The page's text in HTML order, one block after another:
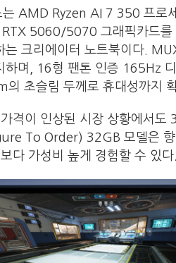
AMD Ryzen AI 7 350 프로
5060/5070 그래픽카드를
는 크리에이터 노트북이다.
하며, 16형 팬톤 인증 165Hz
초슬림 두께로 휴대성까지
격이 인상된 시장 상황에서
To Order) 32GB 모델은 향
다 가성비 높게 경험할 수 있다.